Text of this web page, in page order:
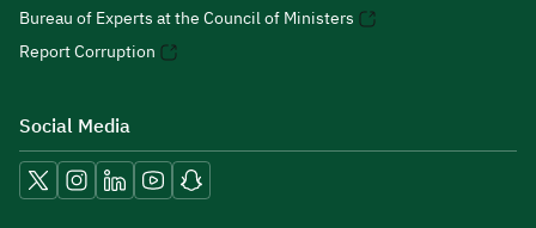
Bureau of Experts at the Council of Ministers
Report Corruption
Social Media